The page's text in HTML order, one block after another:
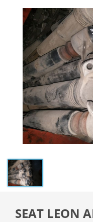
SEAT LEON